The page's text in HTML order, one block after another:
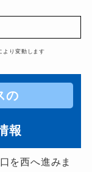
より変動します
の
報
を西へ進みま